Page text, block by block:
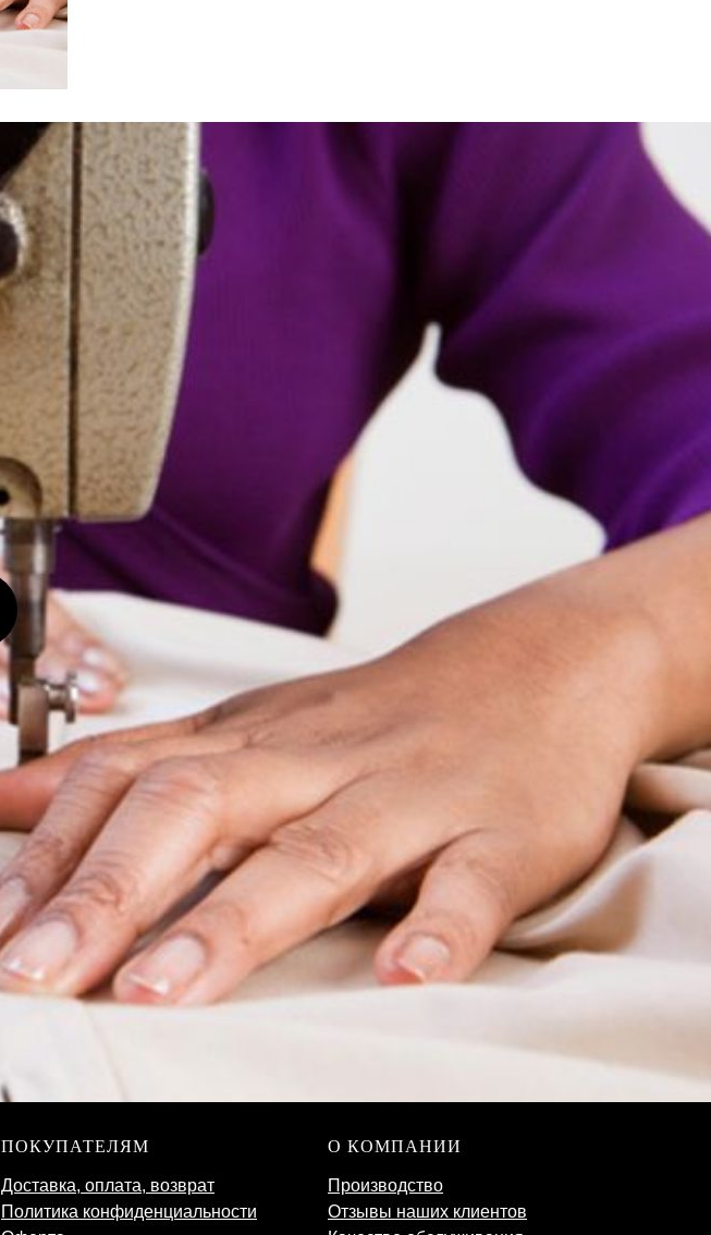
ПОКУПАТЕЛЯМ
Доставка, оплата, возврат
Политика конфиденциальности
О КОМПАНИИ
Производство
Отзывы наших клиентов